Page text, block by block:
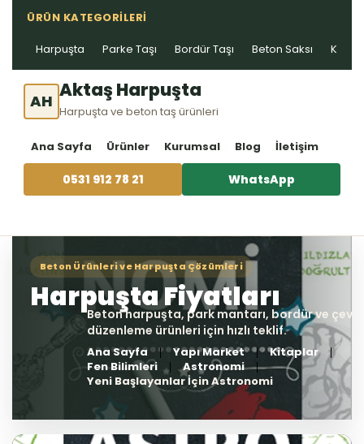
ÜRÜN KATEGORILERI
Harpuşta Parke Taşı Bordür Taşı Beton Saksı Kablo
AH Aktaş Harpuşta
Harpuşta ve beton taş ürünleri
Ana Sayfa Ürünler Kurumsal Blog İletişim
0531 912 78 21 WhatsApp
Ana Sayfa Yapı Market
Kitaplar
Fen Bilimleri
Astronomi
Yeni Başlayanlar İçin Astronomi